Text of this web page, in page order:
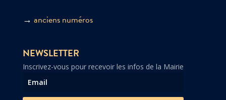
→ anciens numéros
NEWSLETTER
Inscrivez-vous pour recevoir les infos de la Mairie